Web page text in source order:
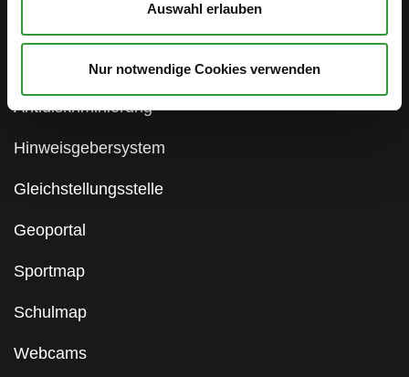
Auswahl erlauben
Nur notwendige Cookies verwenden
Stellenanzeigen
Antidiskriminierung
Hinweisgebersystem
Gleichstellungsstelle
Geoportal
Sportmap
Schulmap
Webcams